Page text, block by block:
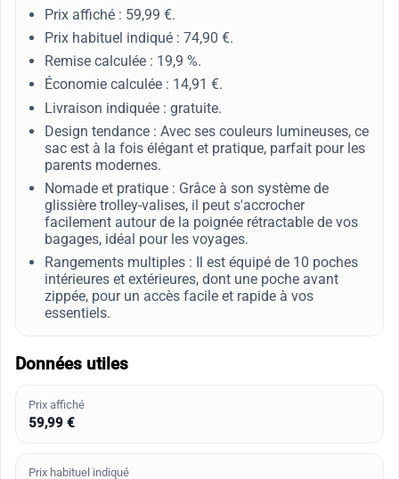
Prix affiché : 59,99 €.
Prix habituel indiqué : 74,90 €.
Remise calculée : 19,9 %.
Économie calculée : 14,91 €.
Livraison indiquée : gratuite.
Design tendance : Avec ses couleurs lumineuses, ce
sac est à la fois élégant et pratique, parfait pour les
parents modernes.
Nomade et pratique : Grâce à son système de
glissière trolley-valises, il peut s'accrocher
facilement autour de la poignée rétractable de vos
bagages, idéal pour les voyages.
Rangements multiples : Il est équipé de 10 poches
intérieures et extérieures, dont une poche avant
zippée, pour un accès facile et rapide à vos
essentiels.
Données utiles
Prix affiché
59,99 €
Prix habituel indiqué